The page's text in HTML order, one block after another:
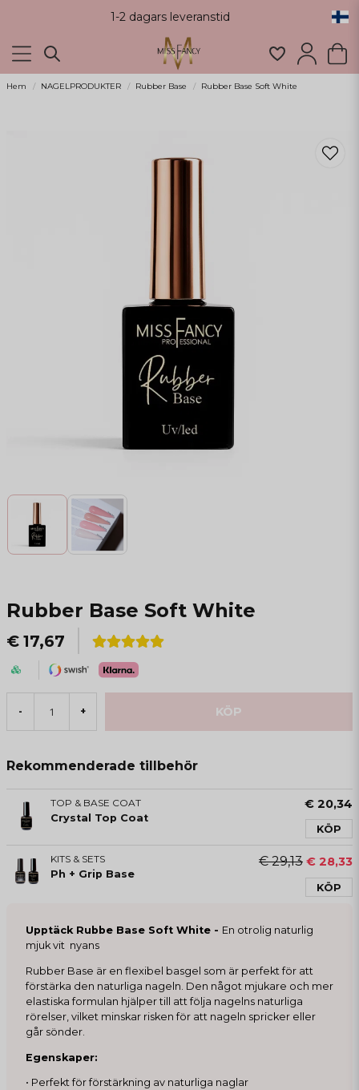
1-2 dagars leveranstid
Hem NAGELPRODUKTER Rubber Base Rubber Base Soft White
Rubber Base Soft White
€ 17,67
- + KÖP
Rekommenderade tillbehör
TOP & BASE COAT
Crystal Top Coat
€ 20,34
KÖP
KITS & SETS
Ph + Grip Base
€ 29,13 € 28,33
KÖP
Upptäck Rubbe Base Soft White - En otrolig naturlig
mjuk vit nyans
Rubber Base är en flexibel basgel som är perfekt för att
förstärka den naturliga nageln. Den något mjukare och mer
elastiska formulan hjälper till att följa nagelns naturliga
rörelser, vilket minskar risken för att nageln spricker eller
går sönder.
Egenskaper:
• Perfekt för förstärkning av naturliga naglar